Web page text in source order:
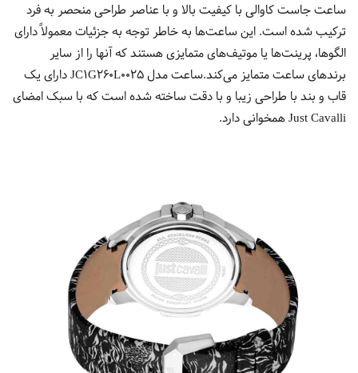
ساعت جاست کاوالی با کیفیت بالا و با عناصر طراحی منحصر به فرد
ترکیب شده است. این ساعت‌ها به خاطر توجه به جزئیات معمولاً دارای
الگوها، پرینت‌ها یا موتیف‌های متمایزی هستند که آنها را از سایر
برندهای ساعت متمایز می‌کند.ساعت مدل JC1G260L0025 دارای یک
قاب و بند با طراحی زیبا و با دقت ساخته شده است که با سبک امضای
Just Cavalli همخوانی دارد.